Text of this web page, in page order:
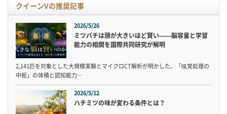
クイーンVの推奨記事
2026/5/26
ミツバチは頭が大きいほど賢い——脳容量と学習
能力の相関を国際共同研究が解明
2,141匹を対象とした大規模実験とマイクロCT解析が明かした、「嗅覚処理の
中枢」の体積と認知能力…
2026/5/12
ハチミツの味が変わる条件とは？